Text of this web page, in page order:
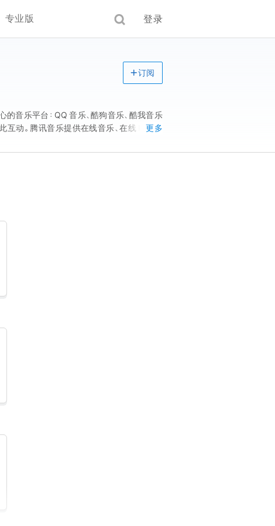
专业版 登录
音乐平台：QQ 音乐、酷狗音乐、酷我音乐
互动。腾讯音乐提供在线音乐、在线 K 歌和
更多
订阅